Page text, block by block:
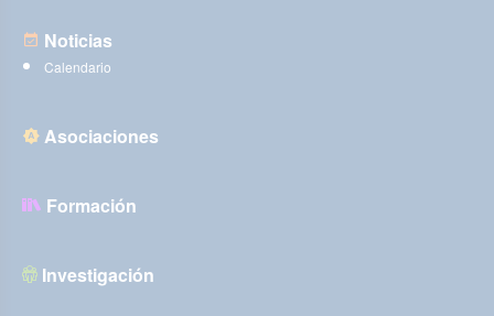
Noticias
Calendario
Asociaciones
Formación
Investigación